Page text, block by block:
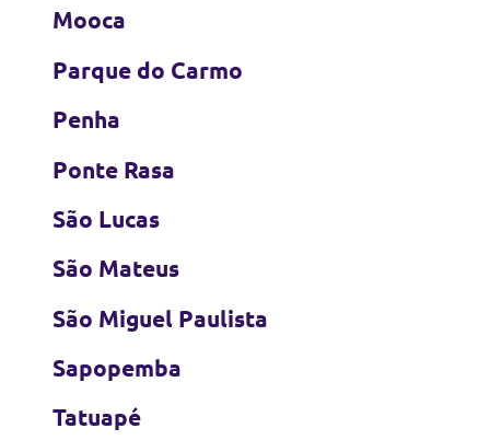
Mooca
Parque do Carmo
Penha
Ponte Rasa
São Lucas
São Mateus
São Miguel Paulista
Sapopemba
Tatuapé